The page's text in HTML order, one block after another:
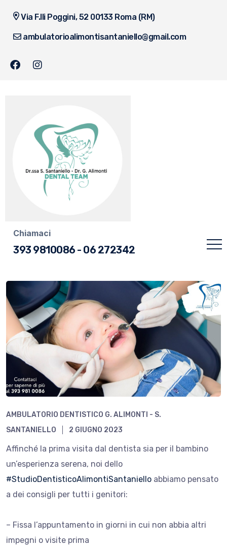
Via F.lli Poggini, 52 00133 Roma (RM)
ambulatorioalimontisantaniello@gmail.com
Chiamaci
393 9810086 - 06 272342
AMBULATORIO DENTISTICO G. ALIMONTI - S.
SANTANIELLO
2 GIUGNO 2023
Affinché la prima visita dal dentista sia per il bambino
un’esperienza serena, noi dello
#StudioDentisticoAlimontiSantaniello abbiamo pensato
a dei consigli per tutti i genitori:
– Fissa l’appuntamento in giorni in cui non abbia altri
impegni o visite prima